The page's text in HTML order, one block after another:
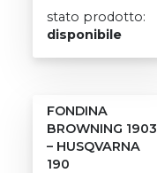
stato prodotto:
disponibile
FONDINA
BROWNING 1903
– HUSQVARNA
190